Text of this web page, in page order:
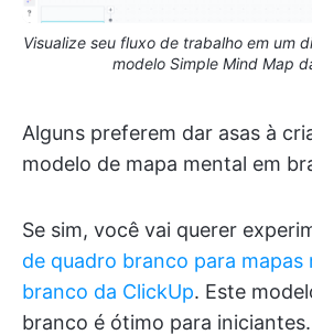
Visualize seu fluxo de trabalho em um
modelo Simple Mind Map
Alguns preferem dar asas à
modelo de mapa mental em
Se sim, você vai querer
de quadro branco para mapas
branco da ClickUp. Este
branco é ótimo para iniciantes.